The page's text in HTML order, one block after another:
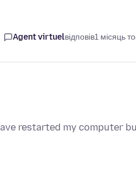
Agent virtuelвідповів1 місяць
restarted my computer